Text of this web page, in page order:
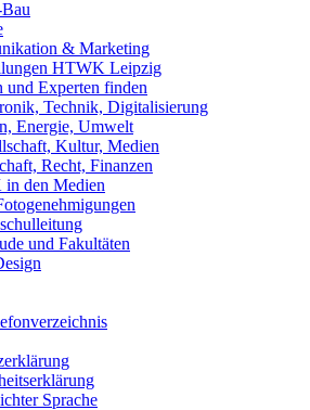
& Marketing
HTWK Leipzig
und Experten finden
Technik, Digitalisierung
Energie, Umwelt
Kultur, Medien
Recht, Finanzen
den Medien
und Fakultäten
Sprache